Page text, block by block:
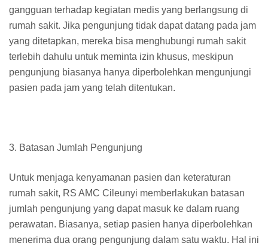
gangguan terhadap kegiatan medis yang berlangsung di
rumah sakit. Jika pengunjung tidak dapat datang pada jam
yang ditetapkan, mereka bisa menghubungi rumah sakit
terlebih dahulu untuk meminta izin khusus, meskipun
pengunjung biasanya hanya diperbolehkan mengunjungi
pasien pada jam yang telah ditentukan.
3. Batasan Jumlah Pengunjung
Untuk menjaga kenyamanan pasien dan keteraturan
rumah sakit, RS AMC Cileunyi memberlakukan batasan
jumlah pengunjung yang dapat masuk ke dalam ruang
perawatan. Biasanya, setiap pasien hanya diperbolehkan
menerima dua orang pengunjung dalam satu waktu. Hal ini